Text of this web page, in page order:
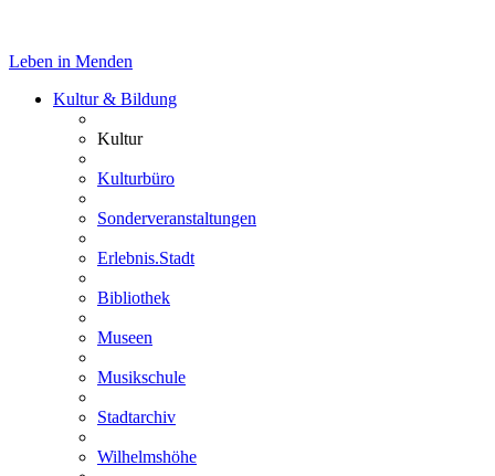
Leben in Menden
Kultur & Bildung
Kultur
Kulturbüro
Sonderveranstaltungen
Erlebnis.Stadt
Bibliothek
Museen
Musikschule
Stadtarchiv
Wilhelmshöhe